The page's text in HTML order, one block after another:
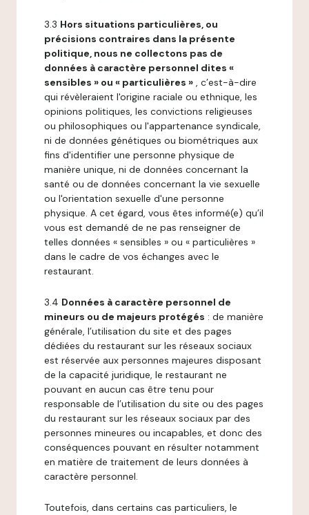
3.3 Hors situations particulières, ou
précisions contraires dans la présente
politique, nous ne collectons pas de
données à caractère personnel dites «
sensibles » ou « particulières » , c’est-à-dire
qui révèleraient l'origine raciale ou ethnique, les
opinions politiques, les convictions religieuses
ou philosophiques ou l'appartenance syndicale,
ni de données génétiques ou biométriques aux
fins d'identifier une personne physique de
manière unique, ni de données concernant la
santé ou de données concernant la vie sexuelle
ou l'orientation sexuelle d'une personne
physique. A cet égard, vous êtes informé(e) qu’il
vous est demandé de ne pas renseigner de
telles données « sensibles » ou « particulières »
dans le cadre de vos échanges avec le
restaurant.
3.4 Données à caractère personnel de
mineurs ou de majeurs protégés : de manière
générale, l’utilisation du site et des pages
dédiées du restaurant sur les réseaux sociaux
est réservée aux personnes majeures disposant
de la capacité juridique, le restaurant ne
pouvant en aucun cas être tenu pour
responsable de l’utilisation du site ou des pages
du restaurant sur les réseaux sociaux par des
personnes mineures ou incapables, et donc des
conséquences pouvant en résulter notamment
en matière de traitement de leurs données à
caractère personnel.
Toutefois, dans certains cas particuliers, le